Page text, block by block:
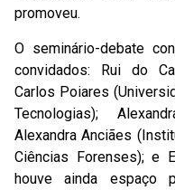
promoveu.
O seminário-debate
convidados: Rui do
Carlos Poiares
Tecnologias);
Alexandra Anciães
Ciências Forenses); e
houve ainda espaço